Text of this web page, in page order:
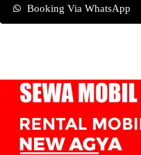
Booking Via WhatsApp